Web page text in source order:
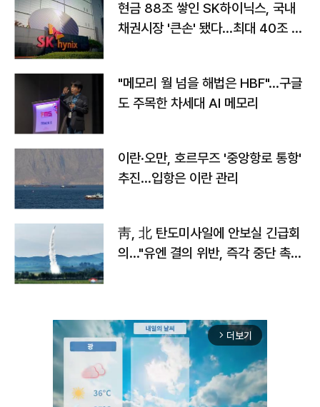
현금 88조 쌓인 SK하이닉스, 국내
채권시장 '큰손' 됐다…최대 40조 투
"메모리 월 넘을 해법은 HBF"…구글
도 주목한 차세대 AI 메모리
이란·오만, 호르무즈 '중앙항로 통항'
추진…입항은 이란 관리
靑, 北 탄도미사일에 안보실 긴급회
의…"유엔 결의 위반, 즉각 중단 촉
arrow_forward_ios 더보기